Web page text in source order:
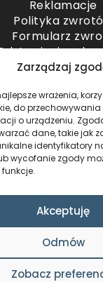
Zarządzaj
wrażenia,
do
o urządzeniu.
dane, takie jak
identyfikatory
wycofanie zgody
Akceptuję
Odmów
Zobacz
Reklamacje
Polityka
Formularz
od
od umowy –
METODY
© 2024 by
/ ALL RIGHTS
& CODE BY